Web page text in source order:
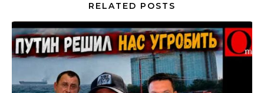
RELATED POSTS